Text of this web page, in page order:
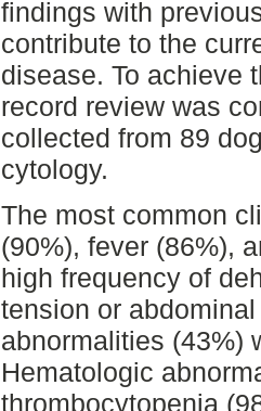
findings with
contribute to the
disease. To achieve
record review was
collected from 89
cytology.
The most common
(90%), fever (86%),
high frequency of
tension or
abnormalities (43%)
Hematologic
thrombocytopenia